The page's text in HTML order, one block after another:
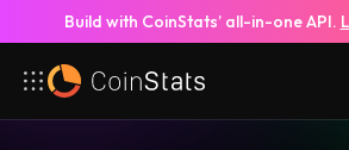
Build with CoinStats’ all-in-one API.